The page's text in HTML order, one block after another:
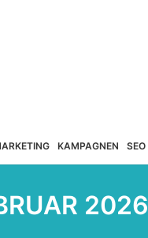
KAMPAGNEN SEO
2026